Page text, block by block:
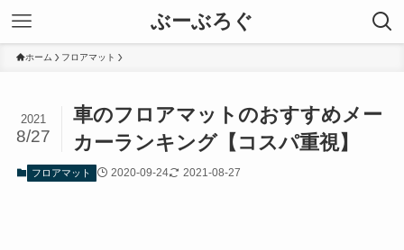
ぶーぶろぐ
ホーム フロアマット
車のフロアマットのおすすめメー
カーランキング【コスパ重視】
2021
8/27
フロアマット 2020-09-24 2021-08-27